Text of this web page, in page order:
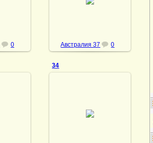
0 Австралия 37 0
34